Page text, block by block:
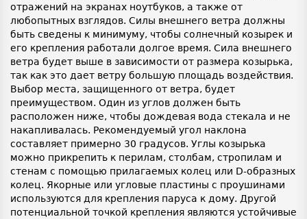
отражений на экранах ноутбуков, а также от
любопытных взглядов. Силы внешнего ветра должны
быть сведены к минимуму, чтобы солнечный козырек и
его крепления работали долгое время. Сила внешнего
ветра будет выше в зависимости от размера козырька,
так как это дает ветру большую площадь воздействия.
Выбор места, защищенного от ветра, будет
преимуществом. Один из углов должен быть
расположен ниже, чтобы дождевая вода стекала и не
накапливалась. Рекомендуемый угол наклона
составляет примерно 30 градусов. Углы козырька
можно прикрепить к перилам, столбам, стропилам и
стенам с помощью прилагаемых колец или D-образных
колец. Якорные или угловые пластины с проушинами
используются для крепления паруса к дому. Другой
потенциальной точкой крепления являются устойчивые